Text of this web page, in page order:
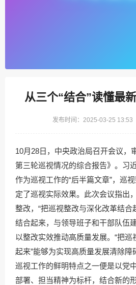
从三个“结合”读懂最
发布时间：2025-03-25
10月28日，中央政治局召开会议，
第三轮巡视情况的综合报告》。习
作为巡视工作的“后半篇文章”，巡
定了巡视实际效果。此次会议指出
整改，“把巡视整改与深化改革结合
结合起来，与领导班子和干部队伍
以整改实效推动高质量发展。“把
起来”能够为实现高质量发展清除障
巡视工作的鲜明特点之一便是以党
部署、担当精神为标杆，结合新的